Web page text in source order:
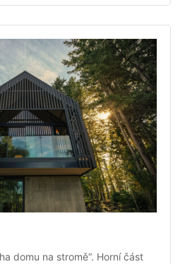
domu na stromě“. Horní část